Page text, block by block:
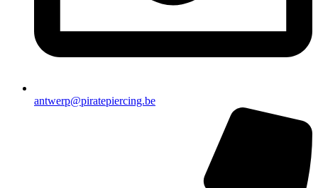
antwerp@piratepiercing.be